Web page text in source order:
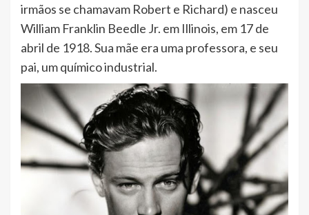
irmãos se chamavam Robert e Richard) e nasceu
William Franklin Beedle Jr. em Illinois, em 17 de
abril de 1918. Sua mãe era uma professora, e seu
pai, um químico industrial.